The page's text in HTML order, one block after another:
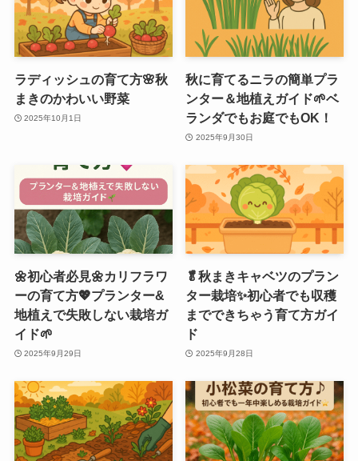
ラディッシュの育て方🌸秋
まきのかわいい野菜
2025年10月1日
秋に育てるニラの簡単プラ
ンター＆地植えガイド🌱ベ
ランダでもお庭でもOK！
2025年9月30日
🌼初心者必見🌼カリフラワ
ーの育て方💖プランター&
地植えで失敗しない栽培ガ
イド🌱
2025年9月29日
🥬秋まきキャベツのプラン
ター栽培✨初心者でも収穫
までできちゃう育て方ガイ
ド
2025年9月28日